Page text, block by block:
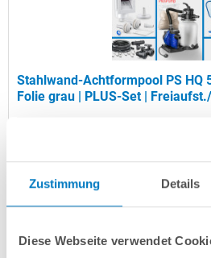
Zustimmung Details
Diese Webseite verwendet
Stahlwand-Achtformpool PS HQ
Folie grau | PLUS-Set |
UVP:3.499,00 € *
Versandkostenfreie Lieferung!